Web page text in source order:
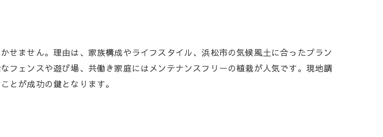
工事に適した浜松市のアイデア集
構工事をおしゃれに仕上げるコツ
トレンドを取り入れるデザイン事例
外構工事アイデアを徹底解説
目指す理想のエクステリア空間
せません。理由は、家族構成やライフスタイル、浜松市の気候風土に合ったプラン
フェンスや遊び場、共働き家庭にはメンテナンスフリーの植栽が人気です。現地調
とが成功の鍵となります。